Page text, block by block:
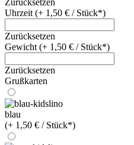
Uhrzeit (+ 1,50 € / Stück*)
Zurücksetzen
Gewicht (+ 1,50 € / Stück*)
Zurücksetzen
Grußkarten
blau
(+ 1,50 € / Stück*)